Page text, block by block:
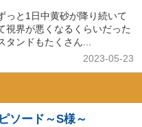
っと1日中黄砂が降り続いて
視界が悪くなるくらいだった
タンドもたくさん...
2023-05-23
ソード～S様～